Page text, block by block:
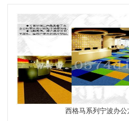
西格马系列宁波办公